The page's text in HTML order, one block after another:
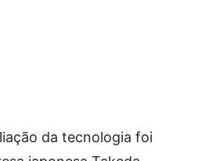
da tecnologia foi